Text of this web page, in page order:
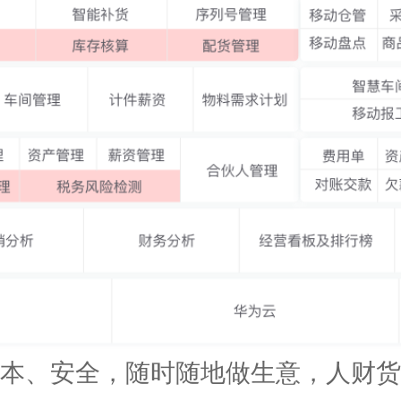
、安全，随时随地做生意，人财